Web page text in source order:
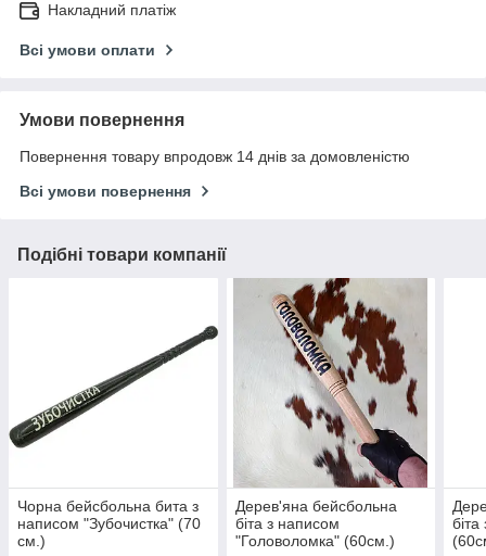
Накладний платіж
Всі умови оплати
Умови повернення
Повернення товару впродовж 14 днів за домовленістю
Всі умови повернення
Подібні товари компанії
Чорна бейсбольна бита з
написом "Зубочистка" (70
см.)
Дерев'яна бейсбольна
біта з написом
"Головоломка" (60см.)